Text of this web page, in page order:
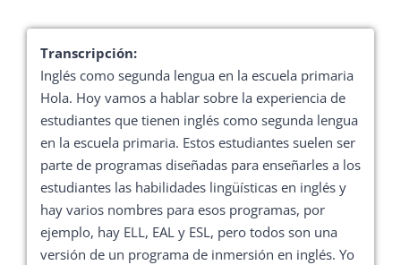
Transcripción:
Inglés como segunda lengua en la escuela primaria
Hola. Hoy vamos a hablar sobre la experiencia de
estudiantes que tienen inglés como segunda lengua
en la escuela primaria. Estos estudiantes suelen ser
parte de programas diseñadas para enseñarles a los
estudiantes las habilidades lingüísticas en inglés y
hay varios nombres para esos programas, por
ejemplo, hay ELL, EAL y ESL, pero todos son una
versión de un programa de inmersión en inglés. Yo